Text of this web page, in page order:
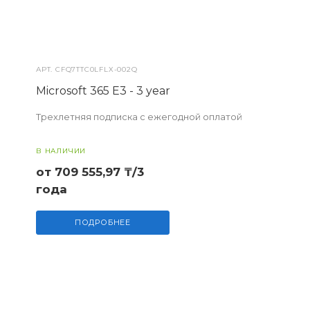
АРТ.CFQ7TTC0LFLX-002Q
Microsoft 365 E3 - 3 year
Трехлетняя подписка с ежегодной оплатой
В НАЛИЧИИ
от 709 555,97 ₸/3
года
ПОДРОБНЕЕ